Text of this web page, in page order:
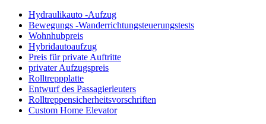
Hydraulikauto -Aufzug
Bewegungs -Wanderrichtungsteuerungstests
Wohnhubpreis
Hybridautoaufzug
Preis für private Auftritte
privater Aufzugspreis
Rolltreppplatte
Entwurf des Passagierleuters
Rolltreppensicherheitsvorschriften
Custom Home Elevator